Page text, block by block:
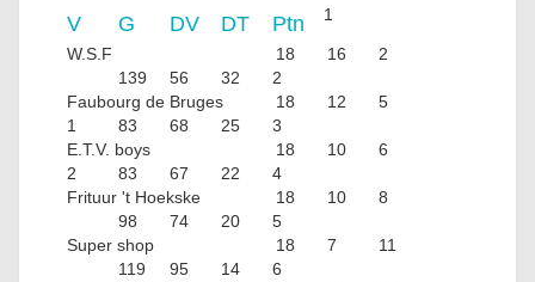
V
G DV DT Ptn 1
W.S.F 18 16
2
139
56 32
2
Faubourg de Bruges
18 12
5
1
83 68 25
3
E.T.V. boys
18 10
6
2
83 67 22
4
Frituur 't Hoekske
18 10
8
98
74 20
5
Super shop
18 7
11
119
95 14
6